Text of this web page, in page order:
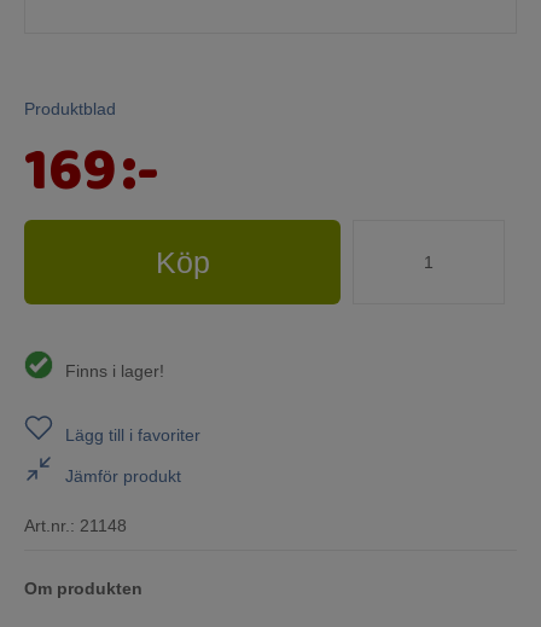
Produktblad
169:-
Köp
Finns i lager!
Lägg till i favoriter
Jämför produkt
Art.nr.: 21148
Om produkten